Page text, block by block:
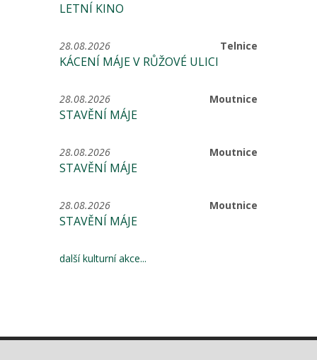
LETNÍ KINO
Telnice
28.08.2026
KÁCENÍ MÁJE V RŮŽOVÉ ULICI
Moutnice
28.08.2026
STAVĚNÍ MÁJE
Moutnice
28.08.2026
STAVĚNÍ MÁJE
Moutnice
28.08.2026
STAVĚNÍ MÁJE
další kulturní akce...